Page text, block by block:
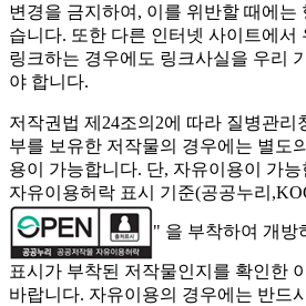
변경을 금지하여, 이를 위반할 때에는
습니다. 또한 다른 인터넷 사이트에서
링크하는 경우에도 링크사실을 우리
야 합니다.
저작권법 제24조의2에 따라 질병관리
부를 보유한 저작물의 경우에는 별도
용이 가능합니다. 단, 자유이용이 가
자유이용허락 표시 기준(공공누리
" 을 부착하여 개방
표시가 부착된 저작물인지를 확인한
바랍니다. 자유이용의 경우에는 반드